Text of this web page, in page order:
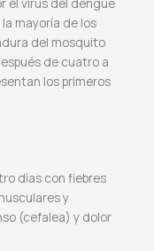
mayoría de los
del mosquito
de cuatro a
los primeros
días con fiebres
y
(cefalea) y dolor